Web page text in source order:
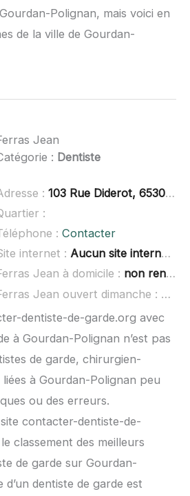
Polignan, mais voici en
de la ville de Gourdan-
Jean
: Dentiste
: 103 Rue Diderot, 65300 Lannemezan
:
: Contacter
internet : Aucun site internet connu
Jean à domicile : non renseigné
Ferras Jean ouvert dimanche :
non
dentiste-de-garde.org avec
à Gourdan-Polignan n’est pas
de garde, chirurgien-
à Gourdan-Polignan peu
ou des erreurs.
contacter-dentiste-de-
classement des meilleurs
de garde sur Gourdan-
d’un dentiste de garde est